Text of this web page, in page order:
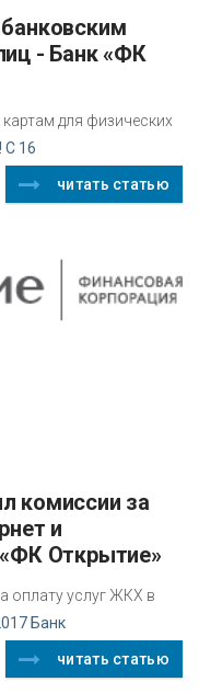
- Банк «ФК
для физических
С 16
читать статью
и
Открытие»
оплату услуг ЖКХ в
Банк
читать статью